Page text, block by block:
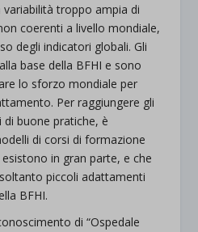
troppo ampia di
coerenti a livello mondiale,
degli indicatori globali. Gli
base della BFHI e sono
lo sforzo mondiale per
Per raggiungere gli
buone pratiche, è
di corsi di formazione
in gran parte, e che
piccoli adattamenti
BFHI.
di “Ospedale